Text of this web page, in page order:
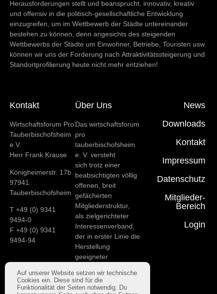
Auf unserer Website setzen wir technische
Cookies ein. Diese sind für die
Funktionalität der Seiten notwendig. Du
Herausforderungen stellt und beansprucht, innovativ, kreativ
und offensiv in die politisch-gesellschaftliche Entwicklung
einzugreifen, um im Wettbewerb der Städte untereinander
bestehen zu können, denn angesichts des steigenden
Wettbewerbs der Städte um Einwohner, Betriebe, Touristen usw.
können wir uns der Forderung nach Attraktivitätssteigerung und
Standortprofilierung heute nicht mehr entziehen!
Kontakt
Wirtschaftsforum Pro
Tauberbischofsheim
e.V.
Herr Frank Krause
Königheimerstr. 17b
97941
Tauberbischofsheim
T +49 (0) 9341
9494-0
F +49 (0) 9341
9494-94
Über Uns
Das wirtschaftsforum
pro
tauberbischofsheim
e. V. versteht
sich trotz einer
beabsichtigten völlig
offenen, breit
gefächerten
Mitgliederstruktur,
als zielgerichteter
Interessenverband,
der in erster Linie die
Herstellung
geeigneter
für
das wirtschaftliche
News
Downloads
Kontakt
Impressum
Datenschutz
Mitglieder-
Bereich
Login